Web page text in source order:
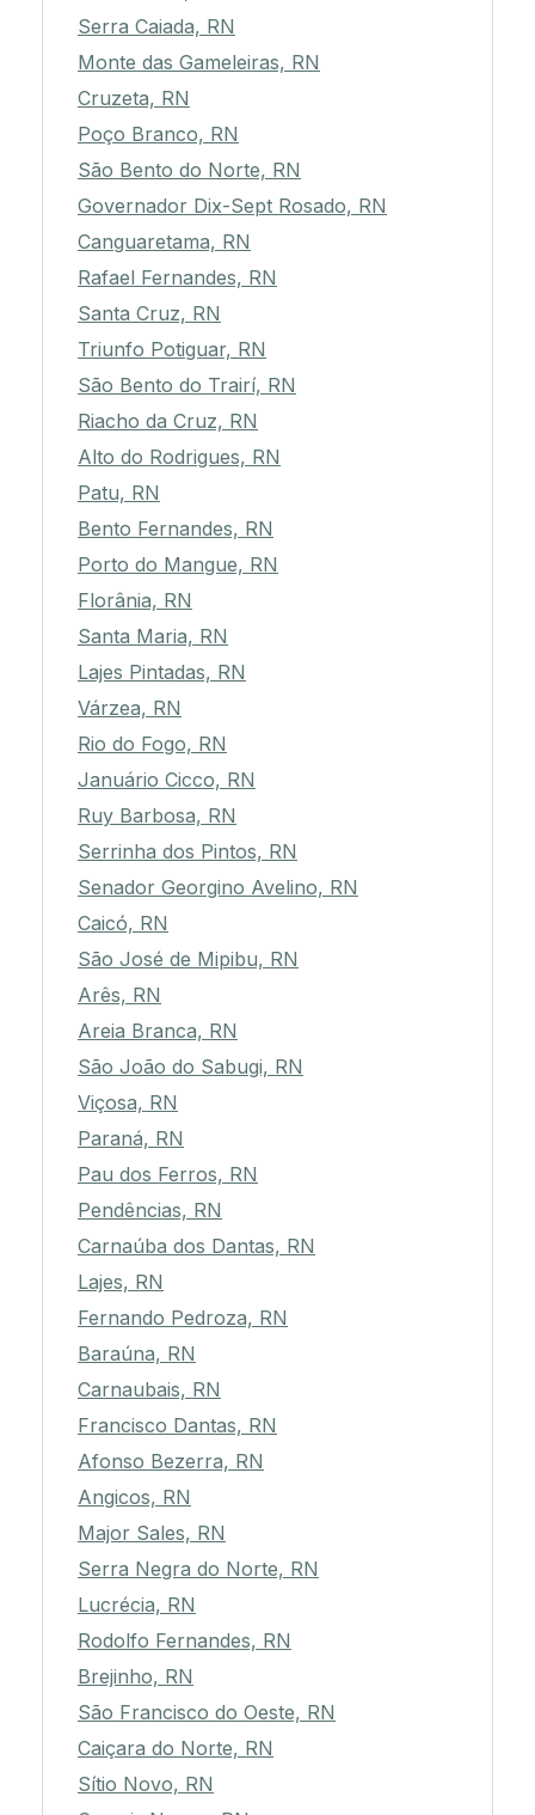
Serra Caiada, RN
Monte das Gameleiras, RN
Cruzeta, RN
Poço Branco, RN
São Bento do Norte, RN
Governador Dix-Sept Rosado, RN
Canguaretama, RN
Rafael Fernandes, RN
Santa Cruz, RN
Triunfo Potiguar, RN
São Bento do Trairí, RN
Riacho da Cruz, RN
Alto do Rodrigues, RN
Patu, RN
Bento Fernandes, RN
Porto do Mangue, RN
Florânia, RN
Santa Maria, RN
Lajes Pintadas, RN
Várzea, RN
Rio do Fogo, RN
Januário Cicco, RN
Ruy Barbosa, RN
Serrinha dos Pintos, RN
Senador Georgino Avelino, RN
Caicó, RN
São José de Mipibu, RN
Arês, RN
Areia Branca, RN
São João do Sabugi, RN
Viçosa, RN
Paraná, RN
Pau dos Ferros, RN
Pendências, RN
Carnaúba dos Dantas, RN
Lajes, RN
Fernando Pedroza, RN
Baraúna, RN
Carnaubais, RN
Francisco Dantas, RN
Afonso Bezerra, RN
Angicos, RN
Major Sales, RN
Serra Negra do Norte, RN
Lucrécia, RN
Rodolfo Fernandes, RN
Brejinho, RN
São Francisco do Oeste, RN
Caiçara do Norte, RN
Sítio Novo, RN